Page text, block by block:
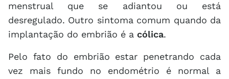
menstrual que se adiantou ou está
desregulado. Outro sintoma comum quando da
implantação do embrião é a cólica.
Pelo fato do embrião estar penetrando cada
vez mais fundo no endométrio é normal a